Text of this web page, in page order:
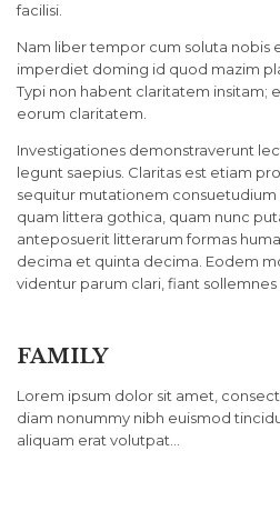
facilisi.
Nam liber tempor cum soluta nobis
imperdiet doming id quod mazim
Typi non habent claritatem insitam;
eorum claritatem.
Investigationes demonstraverunt
legunt saepius. Claritas est etiam
sequitur mutationem
quam littera gothica, quam nunc
anteposuerit litterarum formas
decima et quinta decima. Eodem
videntur parum clari, fiant sollemnes
FAMILY
Lorem ipsum dolor sit amet,
diam nonummy nibh euismod
aliquam erat volutpat…